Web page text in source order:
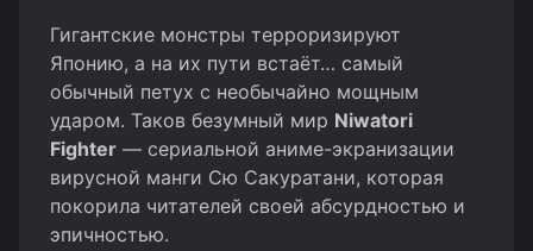
Гигантские монстры терроризируют
Японию, а на их пути встаёт… самый
обычный петух с необычайно мощным
ударом. Таков безумный мир Niwatori
Fighter — сериальной аниме-экранизации
вирусной манги Сю Сакуратани, которая
покорила читателей своей абсурдностью и
эпичностью.